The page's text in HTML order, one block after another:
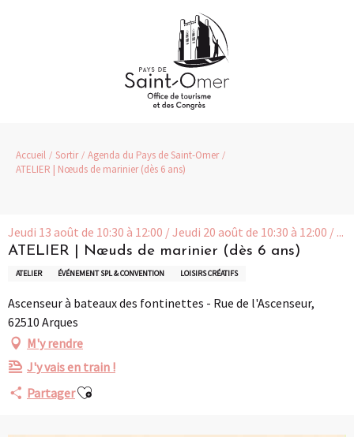
Accueil Sortir
Agenda du Pays de Saint-Omer
ATELIER | Nœuds de marinier (dès 6 ans)
Jeudi 13 août de 10:30 à 12:00 / Jeudi 20 août de 10:30 à 12:00 / ...
ATELIER | Nœuds de marinier (dès 6 ans)
ATELIER ÉVÉNEMENT SPL & CONVENTION LOISIRS CRÉATIFS
Ascenseur à bateaux des fontinettes - Rue de l'Ascenseur,
62510 Arques
M'y rendre
J'y vais en train !
PartagerAjouter aux favoris